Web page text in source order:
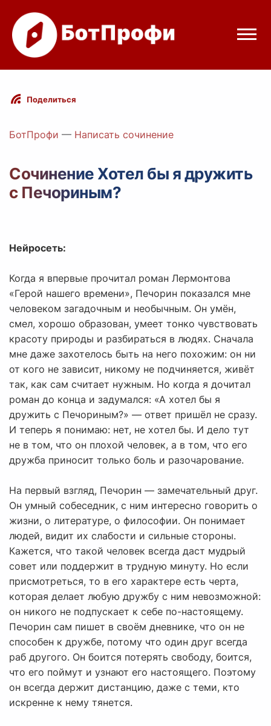
Режимы бота
Цены
Вход с Telegram
Поделиться
БотПрофи — Написать сочинение
Сочинение Хотел бы я дружить
с Печориным?
Нейросеть:
Когда я впервые прочитал роман Лермонтова
«Герой нашего времени», Печорин показался мне
человеком загадочным и необычным. Он умён,
смел, хорошо образован, умеет тонко чувствовать
красоту природы и разбираться в людях. Сначала
мне даже захотелось быть на него похожим: он ни
от кого не зависит, никому не подчиняется, живёт
так, как сам считает нужным. Но когда я дочитал
роман до конца и задумался: «А хотел бы я
дружить с Печориным?» — ответ пришёл не сразу.
И теперь я понимаю: нет, не хотел бы. И дело тут
не в том, что он плохой человек, а в том, что его
дружба приносит только боль и разочарование.
На первый взгляд, Печорин — замечательный друг.
Он умный собеседник, с ним интересно говорить о
жизни, о литературе, о философии. Он понимает
людей, видит их слабости и сильные стороны.
Кажется, что такой человек всегда даст мудрый
совет или поддержит в трудную минуту. Но если
присмотреться, то в его характере есть черта,
которая делает любую дружбу с ним невозможной:
он никого не подпускает к себе по-настоящему.
Печорин сам пишет в своём дневнике, что он не
способен к дружбе, потому что один друг всегда
раб другого. Он боится потерять свободу, боится,
что его поймут и узнают его настоящего. Поэтому
он всегда держит дистанцию, даже с теми, кто
искренне к нему тянется.